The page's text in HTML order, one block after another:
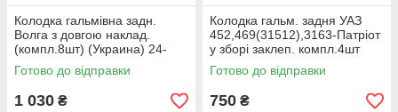
Колодка гальмiвна задн.
Волга з довгою наклад.
(компл.8шт) (Украина) 24-
3501095
Готово до відправки
1 030 ₴
Колодка гальм. задня УАЗ
452,469(31512),3163-Патріот
у зборі заклеп. компл.4шт
АвтоПрестиж 469-3502091
Готово до відправки
750 ₴